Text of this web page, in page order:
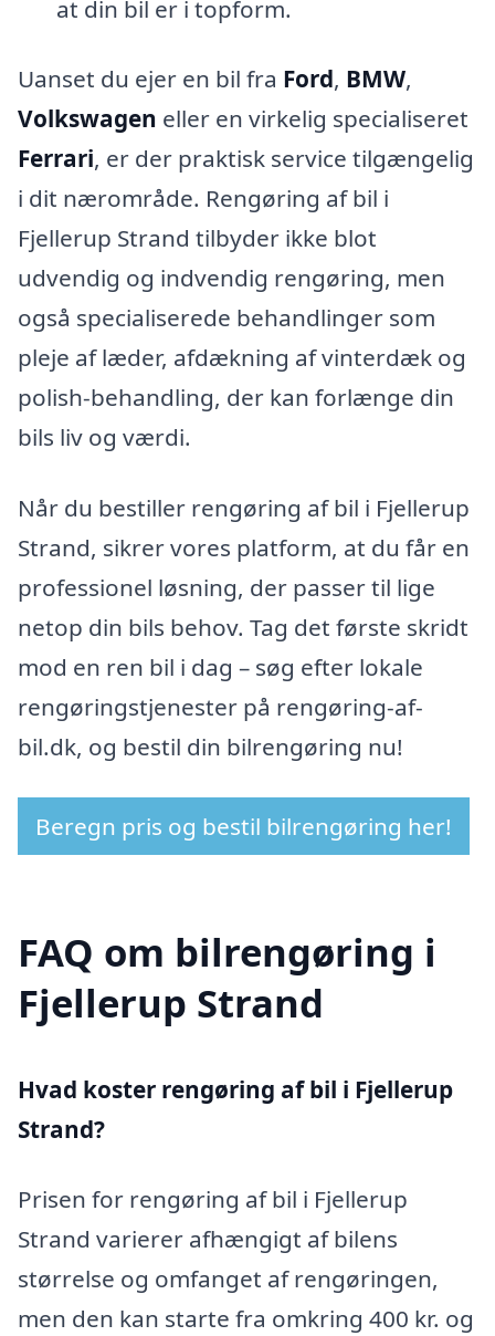
at din bil er i topform.
Uanset du ejer en bil fra Ford, BMW,
Volkswagen eller en virkelig specialiseret
Ferrari, er der praktisk service tilgængelig
i dit nærområde. Rengøring af bil i
Fjellerup Strand tilbyder ikke blot
udvendig og indvendig rengøring, men
også specialiserede behandlinger som
pleje af læder, afdækning af vinterdæk og
polish-behandling, der kan forlænge din
bils liv og værdi.
Når du bestiller rengøring af bil i Fjellerup
Strand, sikrer vores platform, at du får en
professionel løsning, der passer til lige
netop din bils behov. Tag det første skridt
mod en ren bil i dag – søg efter lokale
rengøringstjenester på rengøring-af-
bil.dk, og bestil din bilrengøring nu!
Beregn pris og bestil bilrengøring her!
FAQ om bilrengøring i
Fjellerup Strand
Hvad koster rengøring af bil i Fjellerup
Strand?
Prisen for rengøring af bil i Fjellerup
Strand varierer afhængigt af bilens
størrelse og omfanget af rengøringen,
men den kan starte fra omkring 400 kr. og